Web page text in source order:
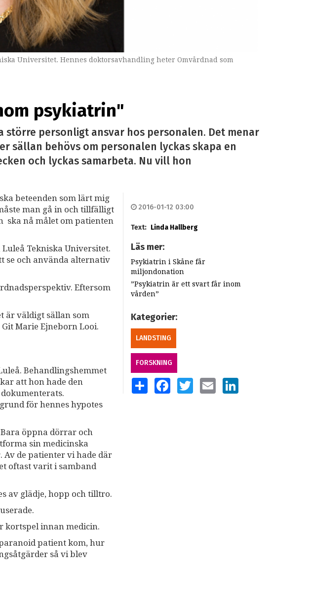
Universitet. Hennes doktorsavhandling heter Omvårdnad som
psykiatrin"
personligt ansvar hos personalen. Det menar
sällan behövs om personalen lyckas skapa en
och lyckas samarbeta. Nu vill hon
beteenden som lärt mig
man gå in och tillfälligt
ska nå målet om patienten
Tekniska Universitet.
se och använda alternativ
Eftersom
är väldigt sällan som
Marie Ejneborn Looi.
Behandlingshemmet
att hon hade den
för hennes hypotes
öppna dörrar och
sin medicinska
de patienter vi hade där
oftast varit i samband
av glädje, hopp och tilltro.
kortspel innan medicin.
patient kom, hur
så vi blev
2016-01-12 03:00
Text: Linda Hallberg
Läs mer:
Psykiatrin i Skåne får
miljondonation
”Psykiatrin är ett svart får inom
vården”
Kategorier:
LANDSTING
FORSKNING
SHARE FACEBOOKTWITTEREMAIL LINKEDIN